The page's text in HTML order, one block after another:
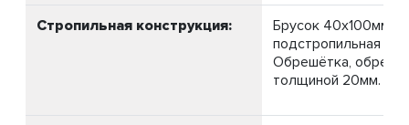
Стропильная конструкция:
Брусок 40х100мм.,
подстропильная
Обрешётка,
толщиной 20мм.